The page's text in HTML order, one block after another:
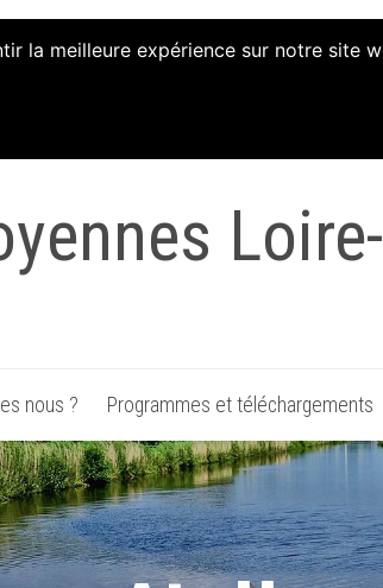
nous ? Programmes et téléchargements
la meilleure expérience sur notre site